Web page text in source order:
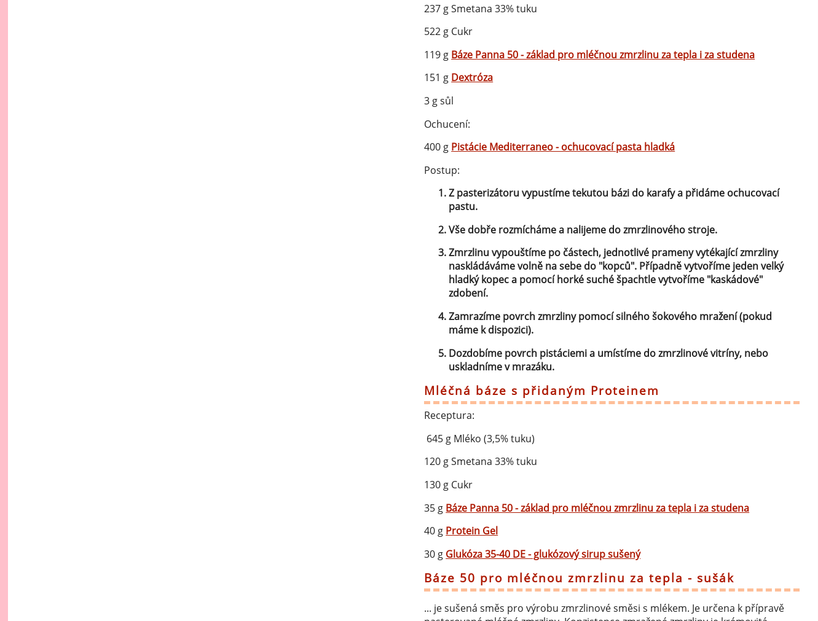
237 g Smetana 33% tuku
522 g Cukr
119 g Báze Panna 50 - základ pro mléčnou zmrzlinu za tepla i za studena
151 g Dextróza
3 g sůl
Ochucení:
400 g Pistácie Mediterraneo - ochucovací pasta hladká
Postup:
Z pasterizátoru vypustíme tekutou bázi do karafy a přidáme ochucovací
pastu.
Vše dobře rozmícháme a nalijeme do zmrzlinového stroje.
Zmrzlinu vypouštíme po částech, jednotlivé prameny vytékající zmrzliny
naskládáváme volně na sebe do "kopců". Případně vytvoříme jeden velký
hladký kopec a pomocí horké suché špachtle vytvoříme "kaskádové"
zdobení.
Zamrazíme povrch zmrzliny pomocí silného šokového mražení (pokud
máme k dispozici).
Dozdobíme povrch pistáciemi a umístíme do zmrzlinové vitríny, nebo
uskladníme v mrazáku.
Mléčná báze s přidaným Proteinem
Receptura:
645 g Mléko (3,5% tuku)
120 g Smetana 33% tuku
130 g Cukr
35 g Báze Panna 50 - základ pro mléčnou zmrzlinu za tepla i za studena
40 g Protein Gel
30 g Glukóza 35-40 DE - glukózový sirup sušený
Báze 50 pro mléčnou zmrzlinu za tepla - sušák
... je sušená směs pro výrobu zmrzlinové směsi s mlékem. Je určena k přípravě